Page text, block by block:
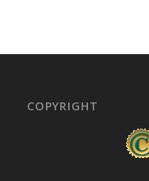
COPYRIGHT